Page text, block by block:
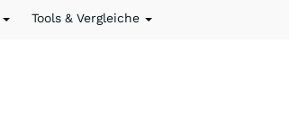
Tools & Vergleiche